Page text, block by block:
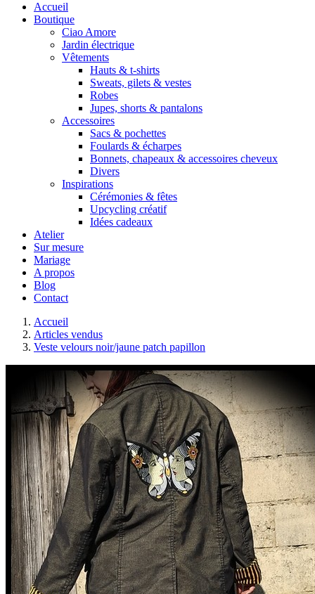
Accueil
Boutique
Ciao Amore
Jardin électrique
Vêtements
Hauts & t-shirts
Sweats, gilets & vestes
Robes
Jupes, shorts & pantalons
Accessoires
Sacs & pochettes
Foulards & écharpes
Bonnets, chapeaux & accessoires cheveux
Divers
Inspirations
Cérémonies & fêtes
Upcycling créatif
Idées cadeaux
Atelier
Sur mesure
Mariage
A propos
Blog
Contact
Accueil
Articles vendus
Veste velours noir/jaune patch papillon